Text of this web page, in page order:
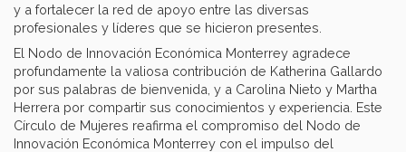
y a fortalecer la red de apoyo entre las diversas
profesionales y líderes que se hicieron presentes. ​
El Nodo de Innovación Económica Monterrey agradece
profundamente la valiosa contribución de Katherina Gallardo
por sus palabras de bienvenida, y a Carolina Nieto y Martha
Herrera por compartir sus conocimientos y experiencia. Este
Círculo de Mujeres reafirma el compromiso del Nodo de
Innovación Económica Monterrey con el impulso del